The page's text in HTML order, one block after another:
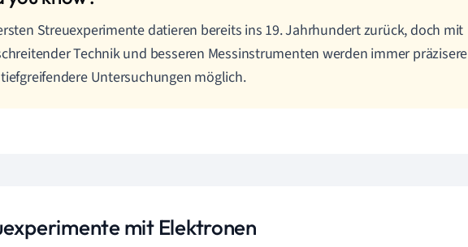
Streuexperimente datieren bereits ins 19. Jahrhundert zurück, doch mit
Technik und besseren Messinstrumenten werden immer präzisere
Untersuchungen möglich.
mit Elektronen